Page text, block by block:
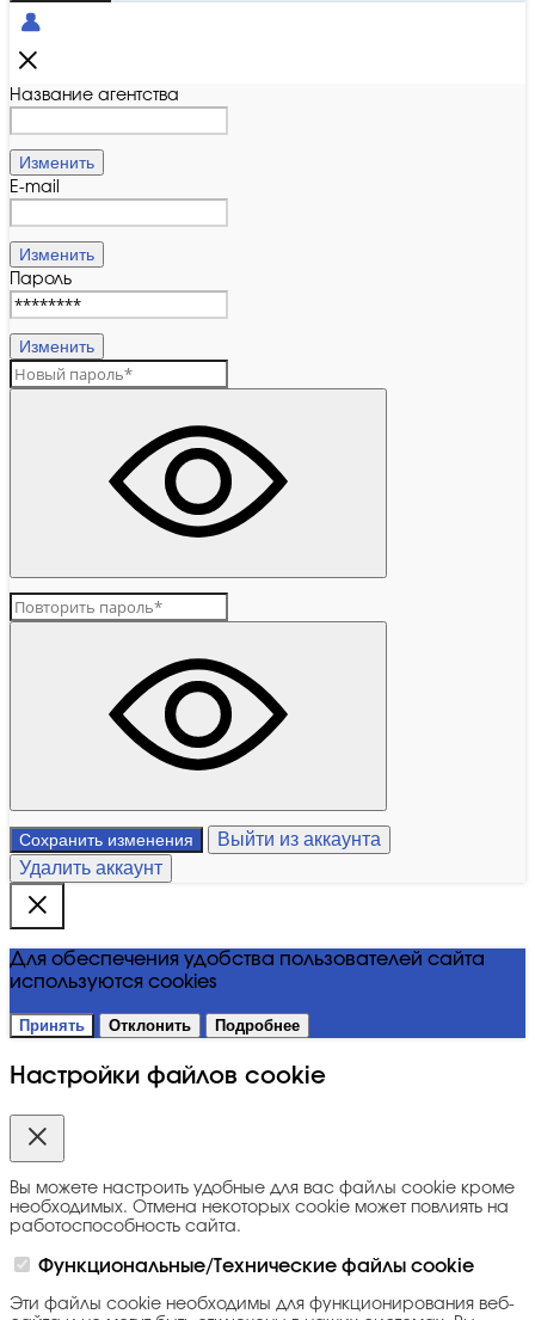
Название агентства
Изменить
E-mail
Изменить
Пароль
Изменить
Сохранить изменения
Выйти из аккаунта
Удалить аккаунт
Для обеспечения удобства пользователей сайта
используются cookies
Принять Отклонить Подробнее
Настройки файлов cookie
Вы можете настроить удобные для вас файлы cookie кроме
необходимых. Отмена некоторых cookie может повлиять на
работоспособность сайта.
Функциональные/Технические файлы cookie
Эти файлы cookie необходимы для функционирования веб-